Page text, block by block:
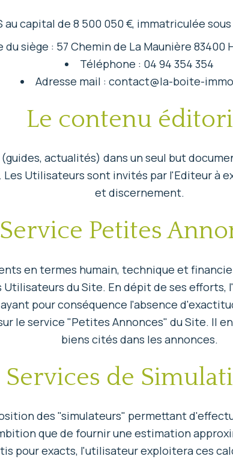
au capital de 8 500 050 €, immatriculée
du siège : 57 Chemin de La Maunière 83400
Téléphone : 04 94 354 354
Adresse mail : contact@la-boite-
Le contenu
actualités) dans un seul but
Utilisateurs sont invités par l'Editeur à
et discernement.
Service Petites
en termes humain, technique et
du Site. En dépit de ses efforts,
pour conséquence l'absence
le service "Petites Annonces" du Site. Il
biens cités dans les annonces.
Services de
des "simulateurs" permettant
que de fournir une estimation
pour exacts, l'utilisateur exploitera ces